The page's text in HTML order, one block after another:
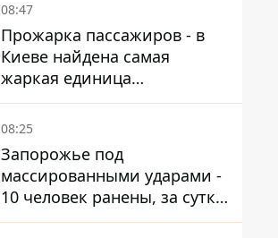
08:47
Прожарка пассажиров - в
Киеве найдена самая
жаркая единица
общественного транспорта
08:25
Запорожье под
массированными ударами -
10 человек ранены, за сутки
тысячи атак